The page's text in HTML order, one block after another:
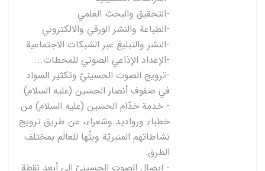
-التحقيق والبحث العلمي
-الطباعة والنشر الورقي والالكتروني
-النشر والتبليغ عبر الشبكات الاجتماعية
-الإعداد الإذاعي الصوتي للمحطات...
-ترويج الصوت الحسينيّ وتكثير السواد
في صفوف أنصار الحسين (عليه السلام).
- خدمة خدّام الحسين (عليه السلام) من
خطباء ورواديد وشعراء، عن طريق ترويج
نشاطاتهم المنبريّة وبثّها للعالَم بمختلف
الطرق.
- إيصال الصوت الحسينيّ إلى أبعد نقطةٍ